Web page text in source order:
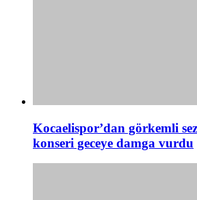
Kocaelispor’dan görkemli
konseri geceye damga vurdu